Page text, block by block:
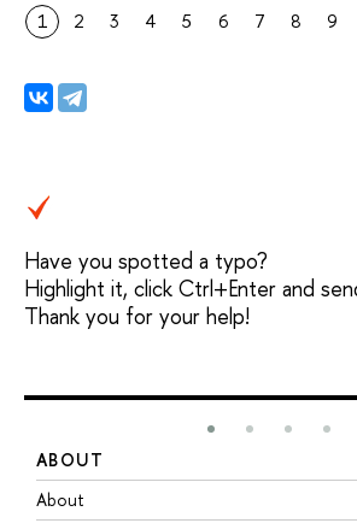
1 2 3 4 5 6 7 8 9
Have you spotted a typo?
Highlight it, click Ctrl+Enter and
Thank you for your help!
ABOUT
About